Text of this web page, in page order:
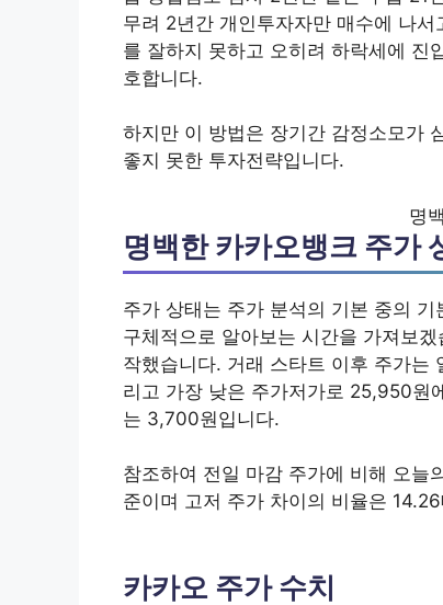
무려 2년간 개인투자자만 매수에 나
를 잘하지 못하고 오히려 하락세에 진
호합니다.
하지만 이 방법은 장기간 감정소모가
좋지 못한 투자전략입니다.
명
명백한 카카오뱅크 주가
주가 상태는 주가 분석의 기본 중의
구체적으로 알아보는 시간을 가져보
작했습니다. 거래 스타트 이후 주가
리고 가장 낮은 주가저가로 25,950
는 3,700원입니다.
참조하여 전일 마감 주가에 비해 오
준이며 고저 주가 차이의 비율은
카카오 주가 수치